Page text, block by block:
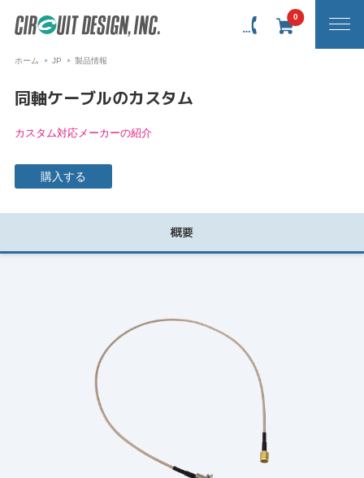
0
ホーム JP 製品情報
同軸ケーブルのカスタム
カスタム対応メーカーの紹介
購入する
概要